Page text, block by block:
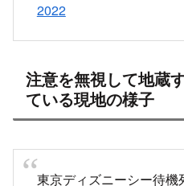
注意を無視して地蔵
ている現地の様子
pic.twitter.com/ScnFJMytzG